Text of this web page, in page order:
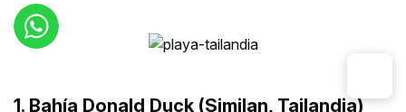
1. Bahía Donald Duck (Similan, Tailandia)